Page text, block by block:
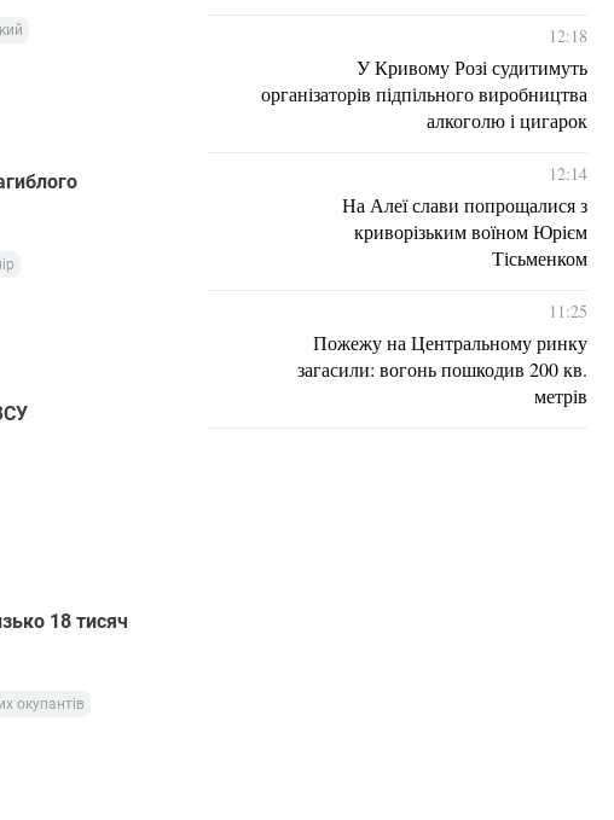
18 тисяч
окупантів
12:18
У Кривому Розі судитимуть
організаторів підпільного виробництва
алкоголю і цигарок
12:14
На Алеї слави попрощалися з
криворізьким воїном Юрієм
Тісьменком
11:25
Пожежу на Центральному ринку
загасили: вогонь пошкодив 200 кв.
метрів